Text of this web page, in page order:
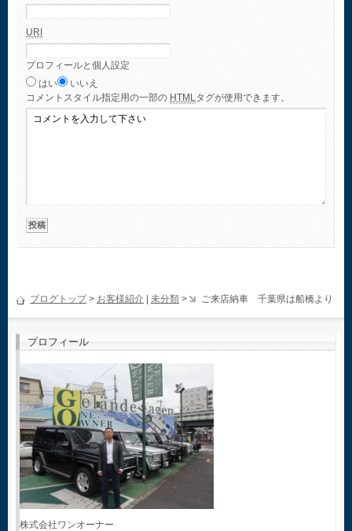
URI
プロフィールと個人設定
はい
いいえ
コメント スタイル指定用の一部の HTML タグが使用できます。
ブログトップ> お客様紹介 | 未分類 > ご来店納車 千葉県は船橋より
プロフィール
株式会社ワンオーナー